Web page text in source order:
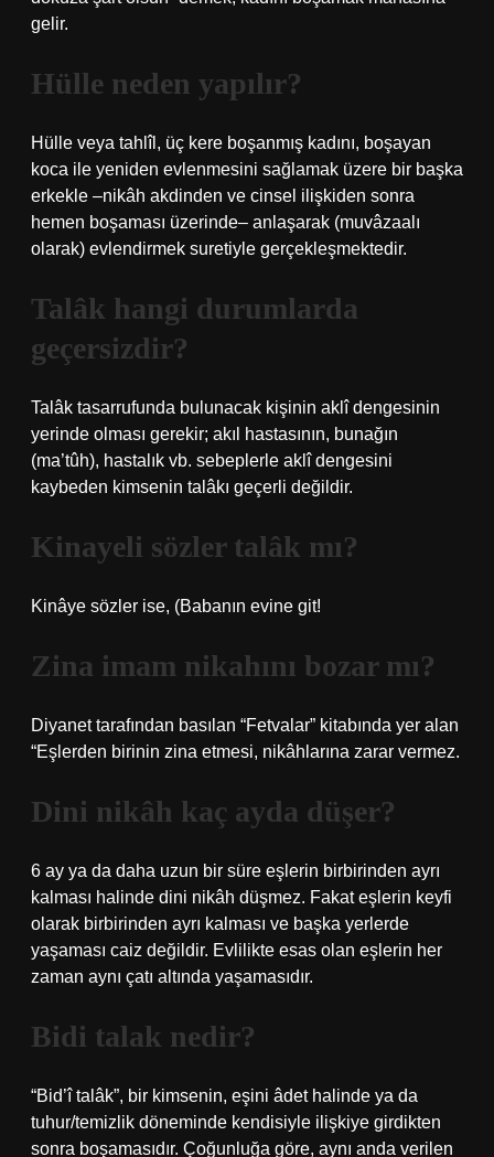
gelir.
Hülle neden yapılır?
Hülle veya tahlîl, üç kere boşanmış kadını, boşayan
koca ile yeniden evlenmesini sağlamak üzere bir başka
erkekle –nikâh akdinden ve cinsel ilişkiden sonra
hemen boşaması üzerinde– anlaşarak (muvâzaalı
olarak) evlendirmek suretiyle gerçekleşmektedir.
Talâk hangi durumlarda
geçersizdir?
Talâk tasarrufunda bulunacak kişinin aklî dengesinin
yerinde olması gerekir; akıl hastasının, bunağın
(ma’tûh), hastalık vb. sebeplerle aklî dengesini
kaybeden kimsenin talâkı geçerli değildir.
Kinayeli sözler talâk mı?
Kinâye sözler ise, (Babanın evine git!
Zina imam nikahını bozar mı?
Diyanet tarafından basılan “Fetvalar” kitabında yer alan
“Eşlerden birinin zina etmesi, nikâhlarına zarar vermez.
Dini nikâh kaç ayda düşer?
6 ay ya da daha uzun bir süre eşlerin birbirinden ayrı
kalması halinde dini nikâh düşmez. Fakat eşlerin keyfi
olarak birbirinden ayrı kalması ve başka yerlerde
yaşaması caiz değildir. Evlilikte esas olan eşlerin her
zaman aynı çatı altında yaşamasıdır.
Bidi talak nedir?
“Bid’î talâk”, bir kimsenin, eşini âdet halinde ya da
tuhur/temizlik döneminde kendisiyle ilişkiye girdikten
sonra boşamasıdır. Çoğunluğa göre, aynı anda verilen